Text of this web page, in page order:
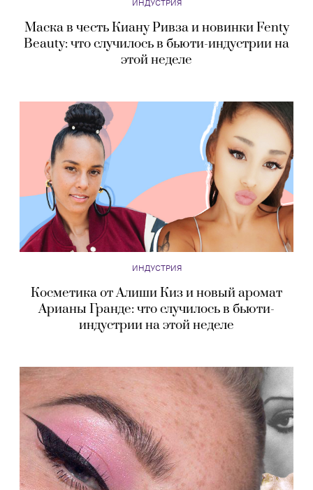
ИНДУСТРИЯ
Маска в честь Киану Ривза и новинки Fenty
Beauty: что случилось в бьюти-индустрии на
этой неделе
ИНДУСТРИЯ
Косметика от Алиши Киз и новый аромат
Арианы Гранде: что случилось в бьюти-
индустрии на этой неделе